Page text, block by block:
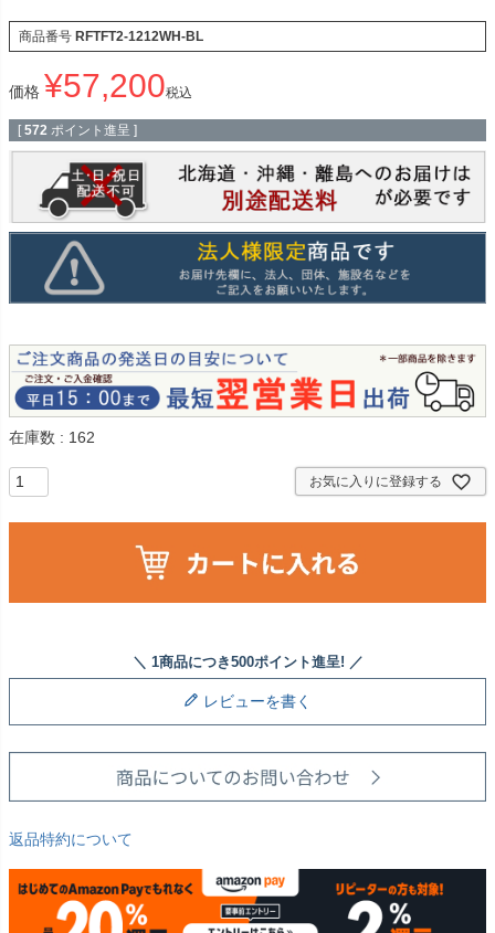
商品番号 RFTFT2-1212WH-BL
価格 ¥57,200税込
[ 572 ポイント進呈 ]
在庫数 162
お気に入りに登録する
レビューを書く
返品特約について